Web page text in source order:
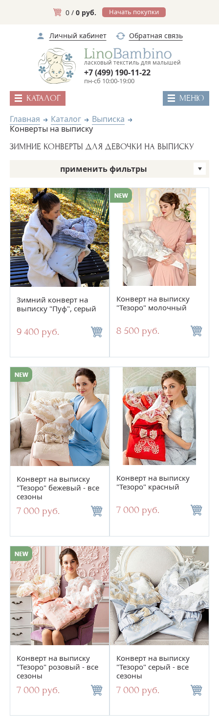
0 / 0 руб. Начать покупки
Личный кабинет Обратная связь
ласковый текстиль для малышей
пн-сб 10:00-19:00
+7 (499) 190-11-22
КАТАЛОГ МЕНЮ
Главная Каталог
Выписка
Конверты на выписку
ЗИМНИЕ КОНВЕРТЫ ДЛЯ ДЕВОЧКИ НА ВЫПИСКУ
применить фильтры
Цвет Бренд
Пол Сезон
Тип конверта
Сортировать по: Цене
Новинкам Скидкам
по 15
Зимний конверт на
выписку "Пуф", серый
9 400 руб.
Конверт на выписку
"Тезоро" молочный
8 500 руб.
Конверт на выписку
"Тезоро" бежевый - все
сезоны
7 000 руб.
Конверт на выписку
"Тезоро" красный
7 000 руб.
Конверт на выписку
"Тезоро" розовый - все
сезоны
7 000 руб.
Конверт на выписку
"Тезоро" серый - все
сезоны
7 000 руб.